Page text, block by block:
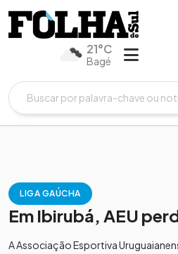
21°C
Bagé
LIGA GAÚCHA
Em Ibirubá, AEU
A Associação Esportiva